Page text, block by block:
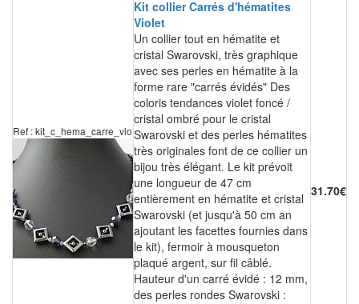
Ref : kit_c_hema_carre_vio
Kit collier Carrés d'hématites
Violet
Un collier tout en hématite et
cristal Swarovski, très graphique
avec ses perles en hématite à la
forme rare "carrés évidés" Des
coloris tendances violet foncé /
cristal ombré pour le cristal
Swarovski et des perles hématites
très originales font de ce collier un
bijou très élégant. Le kit prévoit
une longueur de 47 cm
entièrement en hématite et cristal
Swarovski (et jusqu'à 50 cm an
ajoutant les facettes fournies dans
le kit), fermoir à mousqueton
plaqué argent, sur fil câblé.
Hauteur d'un carré évidé : 12 mm,
des perles rondes Swarovski :
31.70€